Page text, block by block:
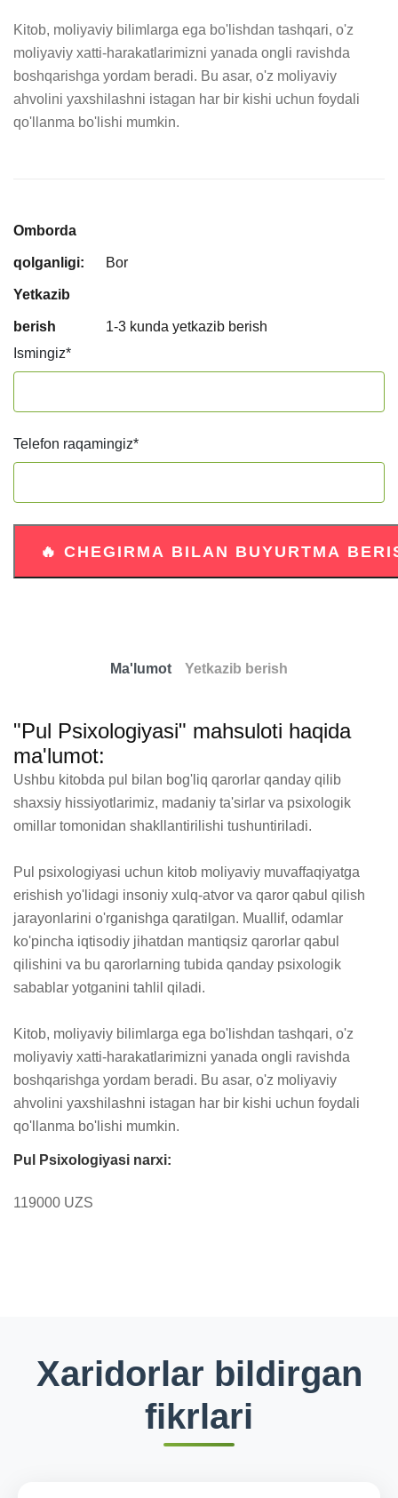
Kitob, moliyaviy bilimlarga ega bo'lishdan tashqari, o'z
moliyaviy xatti-harakatlarimizni yanada ongli ravishda
boshqarishga yordam beradi. Bu asar, o'z moliyaviy
ahvolini yaxshilashni istagan har bir kishi uchun foydali
qo'llanma bo'lishi mumkin.
Omborda
qolganligi: Bor
Yetkazib
berish
1-3 kunda yetkazib berish
Ismingiz*
Telefon raqamingiz*
Ma'lumot Yetkazib berish
"Pul Psixologiyasi" mahsuloti haqida
ma'lumot:
Ushbu kitobda pul bilan bog'liq qarorlar qanday qilib
shaxsiy hissiyotlarimiz, madaniy ta'sirlar va psixologik
omillar tomonidan shakllantirilishi tushuntiriladi.
Pul psixologiyasi uchun kitob moliyaviy muvaffaqiyatga
erishish yo'lidagi insoniy xulq-atvor va qaror qabul qilish
jarayonlarini o'rganishga qaratilgan. Muallif, odamlar
ko'pincha iqtisodiy jihatdan mantiqsiz qarorlar qabul
qilishini va bu qarorlarning tubida qanday psixologik
sabablar yotganini tahlil qiladi.
Kitob, moliyaviy bilimlarga ega bo'lishdan tashqari, o'z
moliyaviy xatti-harakatlarimizni yanada ongli ravishda
boshqarishga yordam beradi. Bu asar, o'z moliyaviy
ahvolini yaxshilashni istagan har bir kishi uchun foydali
qo'llanma bo'lishi mumkin.
Pul Psixologiyasi narxi:
119000 UZS
Xaridorlar bildirgan
fikrlari